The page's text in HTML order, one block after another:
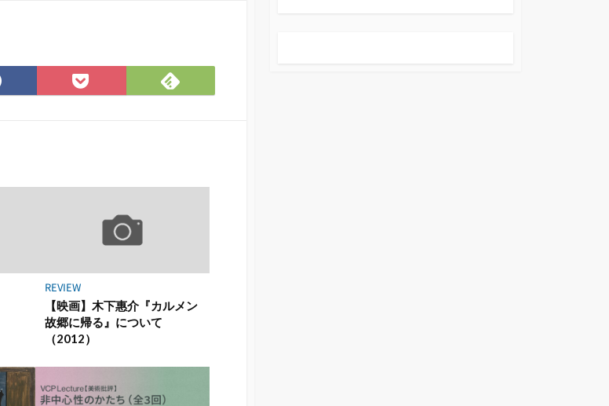
Facebook
で
Pocket
に
Feedly
で
REVIEW
【映画】木下惠介『カルメン
故郷に帰る』について
（2012）